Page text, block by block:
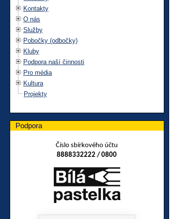
Kontakty
O nás
Služby
Pobočky (odbočky)
Kluby
Podpora naší činnosti
Pro média
Kultura
Projekty
Podpora
Číslo sbírkového účtu
8888332222 / 0800